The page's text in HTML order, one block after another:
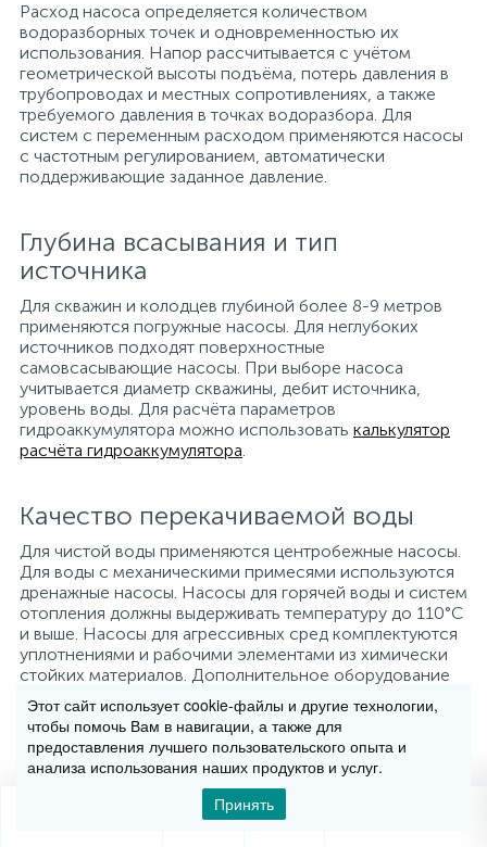
0
Расход насоса определяется количеством
водоразборных точек и одновременностью их
использования. Напор рассчитывается с учётом
геометрической высоты подъёма, потерь давления в
трубопроводах и местных сопротивлениях, а также
требуемого давления в точках водоразбора. Для
систем с переменным расходом применяются насосы
с частотным регулированием, автоматически
поддерживающие заданное давление.
Глубина всасывания и тип
источника
Для скважин и колодцев глубиной более 8-9 метров
применяются погружные насосы. Для неглубоких
источников подходят поверхностные
самовсасывающие насосы. При выборе насоса
учитывается диаметр скважины, дебит источника,
уровень воды. Для расчёта параметров
гидроаккумулятора можно использовать калькулятор
расчёта гидроаккумулятора.
Качество перекачиваемой воды
Для чистой воды применяются центробежные насосы.
Для воды с механическими примесями используются
дренажные насосы. Насосы для горячей воды и систем
отопления должны выдерживать температуру до 110°C
и выше. Насосы для агрессивных сред комплектуются
уплотнениями и рабочими элементами из химически
стойких материалов. Дополнительное оборудование
для водоподготовки представлено в разделе
водоснабжение и водоподготовка .
Какой насос выбрать для скважины глубиной
Этот сайт использует cookie-файлы и другие технологии,
чтобы помочь Вам в навигации, а также для
предоставления лучшего пользовательского опыта и
анализа использования наших продуктов и услуг.
Принять